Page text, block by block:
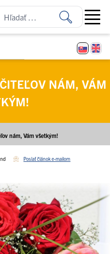
Open
NÁM, VÁM
nám, Vám všetkým!
Poslať článok e-mailom